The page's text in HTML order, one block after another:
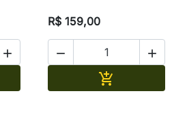

R$ 159,00
 
